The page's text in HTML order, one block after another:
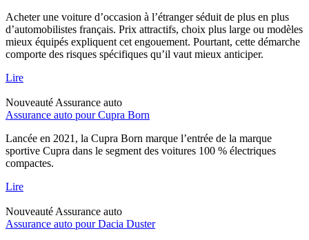
Acheter une voiture d’occasion à l’étranger séduit de plus en plus
d’automobilistes français. Prix attractifs, choix plus large ou modèles
mieux équipés expliquent cet engouement. Pourtant, cette démarche
comporte des risques spécifiques qu’il vaut mieux anticiper.
Lire
Nouveauté Assurance auto
Assurance auto pour Cupra Born
Lancée en 2021, la Cupra Born marque l’entrée de la marque
sportive Cupra dans le segment des voitures 100 % électriques
compactes.
Lire
Nouveauté Assurance auto
Assurance auto pour Dacia Duster